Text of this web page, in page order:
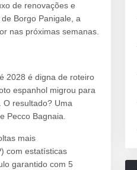
de renovações e
Borgo Panigale, a
nas próximas semanas.
2028 é digna de roteiro
espanhol migrou para
O resultado? Uma
Pecco Bagnaia.
mais
com estatísticas
garantido com 5